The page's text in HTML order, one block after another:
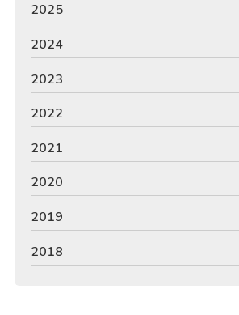
2025
2024
2023
2022
2021
2020
2019
2018